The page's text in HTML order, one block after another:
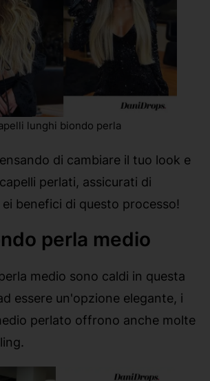
lunghi biondo perla
di cambiare il tuo look e
perlati, assicurati di
benefici di questo processo!
perla medio
medio sono caldi in questa
essere un'opzione elegante, i
perlato offrono anche molte